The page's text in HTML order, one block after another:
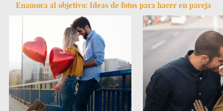
Enamora al objetivo: Ideas de fotos para hacer en pareja